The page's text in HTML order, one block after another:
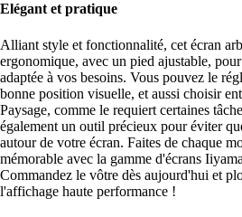
Elégant et pratique
Alliant style et fonctionnalité, cet écran
ergonomique, avec un pied ajustable,
adaptée à vos besoins. Vous pouvez le
bonne position visuelle, et aussi choisir
Paysage, comme le requiert certaines
également un outil précieux pour éviter
autour de votre écran. Faites de chaque
mémorable avec la gamme d'écrans
Commandez le vôtre dès aujourd'hui et
l'affichage haute performance !